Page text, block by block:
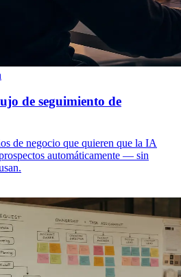
de seguimiento de
de negocio que quieren que la IA
automáticamente — sin